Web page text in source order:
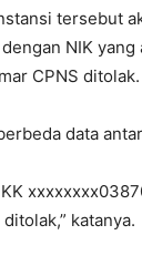
tersebut
NIK
CPNS ditolak.
data
katanya.